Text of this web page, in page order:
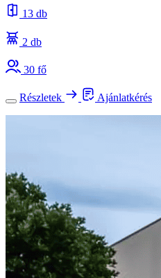
13 db
2 db
30 fő
Részletek Ajánlatkérés